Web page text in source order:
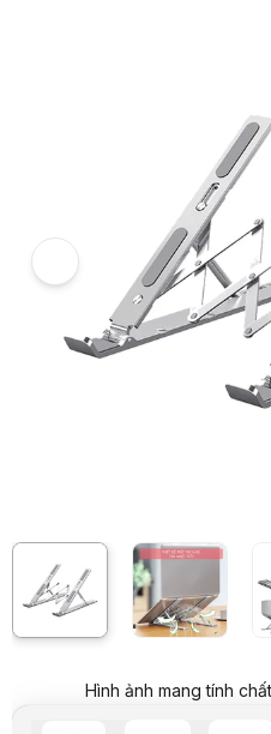
Giá đỡ Laptop/Macbock(10-
Hình ảnh và video sản phẩm
Giá đỡ Laptop/Macbock(10-
Giá niêm yết:
299.000 VND
279.000 VND
Giá mua trả góp (6 tháng):
Trả góp qua thẻ VISA (12 tháng):
Giá đã bao gồm VAT
Mã sản phẩm:GIAL0029
Chất liệu nhôm cao cấp dày và
Khả năng chịu lực tối đa: 10kg
Cân nặng sản phẩm: ~290g
Thông số kỹ thuật
Model
LS501
Hình ảnh mang tính